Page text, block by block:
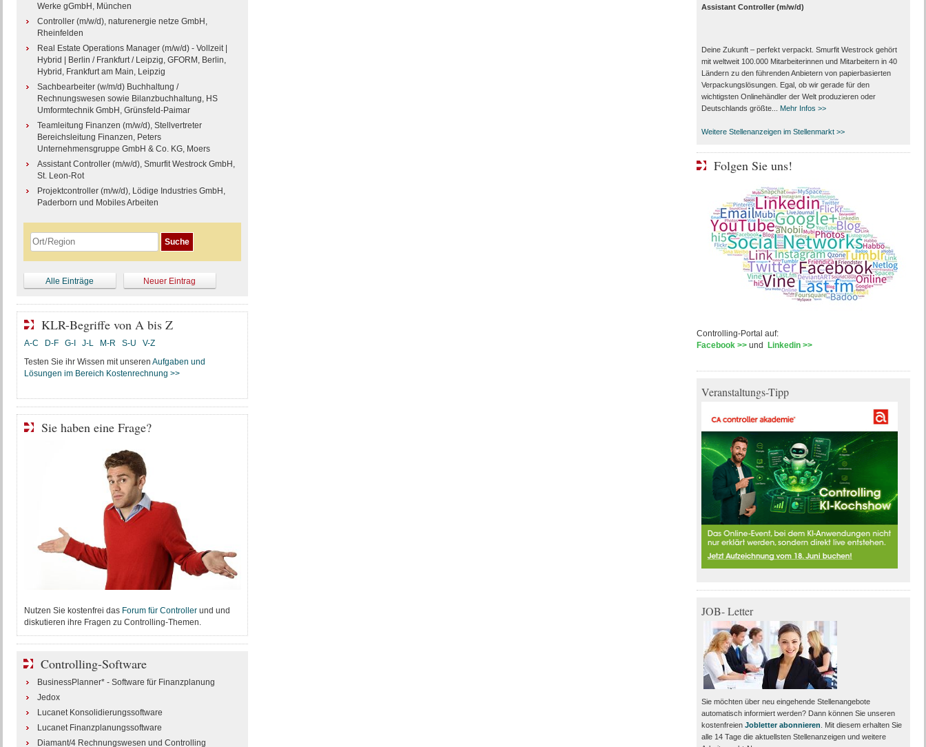
Werke gGmbH, München
Controller (m/w/d), naturenergie netze GmbH,
Rheinfelden
Real Estate Operations Manager (m/w/d) - Vollzeit |
Hybrid | Berlin / Frankfurt / Leipzig, GFORM, Berlin,
Hybrid, Frankfurt am Main, Leipzig
Sachbearbeiter (w/m/d) Buchhaltung /
Rechnungswesen sowie Bilanzbuchhaltung, HS
Umformtechnik GmbH, Grünsfeld-Paimar
Teamleitung Finanzen (m/w/d), Stellvertreter
Bereichsleitung Finanzen, Peters
Unternehmensgruppe GmbH & Co. KG, Moers
Assistant Controller (m/w/d), Smurfit Westrock GmbH,
St. Leon-Rot
Projektcontroller (m/w/d), Lödige Industries GmbH,
Paderborn und Mobiles Arbeiten
Alle Einträge Neuer Eintrag
KLR-Begriffe von A bis Z
A-C D-F G-I J-L M-R S-U
V-Z
Testen Sie ihr Wissen mit unseren Aufgaben und
Lösungen im Bereich Kostenrechnung >>
Sie haben eine Frage?
Nutzen Sie kostenfrei das Forum für Controllerund und
diskutieren ihre Fragen zu Controlling-Themen.
Controlling-Software
BusinessPlanner* - Software für Finanzplanung
Jedox
Lucanet Konsolidierungssoftware
Lucanet Finanzplanungssoftware
Diamant/4 Rechnungswesen und Controlling
Assistant Controller (m/w/d)
Deine Zukunft – perfekt verpackt. Smurfit Westrock gehört
mit weltweit 100.000 Mitarbeiter­innen und Mitarbeitern in 40
Ländern zu den führenden Anbietern von papier­basierten
Verpackungs­lösungen. Egal, ob wir gerade für den
wichtigsten Onlinehändler der Welt produzieren oder
Deutschlands größte...
Mehr Infos >>
Weitere Stellenanzeigen im Stellenmarkt >>
Folgen Sie uns!
Controlling-Portal auf:
Facebook >>und Linkedin >>
Veranstaltungs-Tipp
JOB- Letter
Sie möchten über neu eingehende Stellenangebote
automatisch informiert werden? Dann können Sie unseren
kostenfreien Jobletter abonnieren . Mit diesem erhalten Sie
alle 14 Tage die aktuellsten Stellenanzeigen und weitere